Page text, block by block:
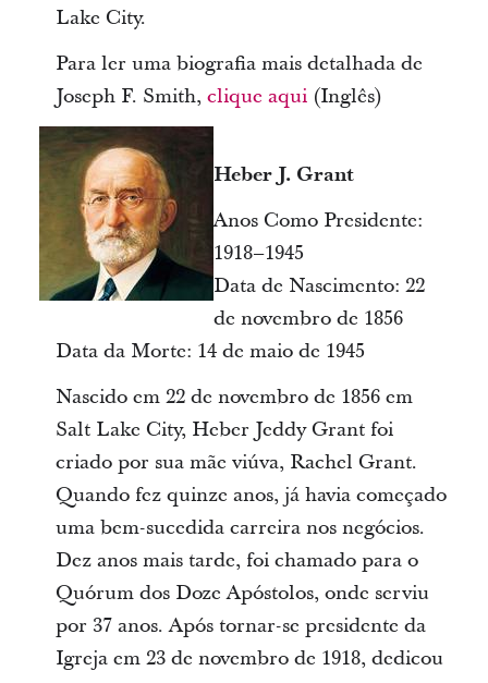
Lake City.
Para ler uma biografia mais detalhada de
Joseph F. Smith, clique aqui(Inglês)
Heber J. Grant
Anos Como Presidente:
1918–1945
Data de Nascimento: 22
de novembro de 1856
Data da Morte: 14 de maio de 1945
Nascido em 22 de novembro de 1856 em
Salt Lake City, Heber Jeddy Grant foi
criado por sua mãe viúva, Rachel Grant.
Quando fez quinze anos, já havia começado
uma bem-sucedida carreira nos negócios.
Dez anos mais tarde, foi chamado para o
Quórum dos Doze Apóstolos, onde serviu
por 37 anos. Após tornar-se presidente da
Igreja em 23 de novembro de 1918, dedicou